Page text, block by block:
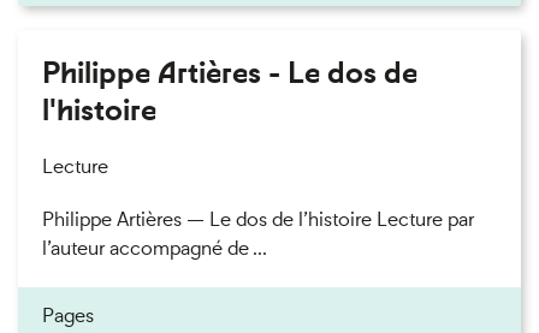
Philippe Artières - Le dos de
l'histoire
Lecture
Philippe Artières — Le dos de l’histoire Lecture par
l’auteur accompagné de ...
Pages